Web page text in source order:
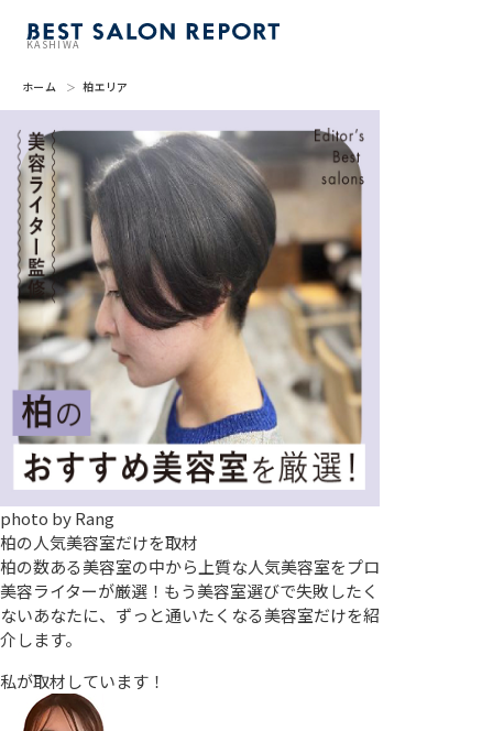
KASHIWA
BSR PRESS
BEST SALON REPORTとは
ライター
美容室を推薦する
掲載・取材依頼
ホーム 柏エリア
photo byRang
柏の人気美容室だけを取材
柏の数ある美容室の中から上質な人気美容室をプロ
美容ライターが厳選！もう美容室選びで失敗したく
ないあなたに、ずっと通いたくなる美容室だけを紹
介します。
私が取材しています！